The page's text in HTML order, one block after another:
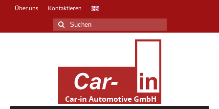
Über uns Kontaktieren
Suche
nach: